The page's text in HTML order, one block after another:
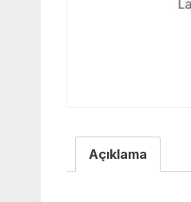
Açıklama